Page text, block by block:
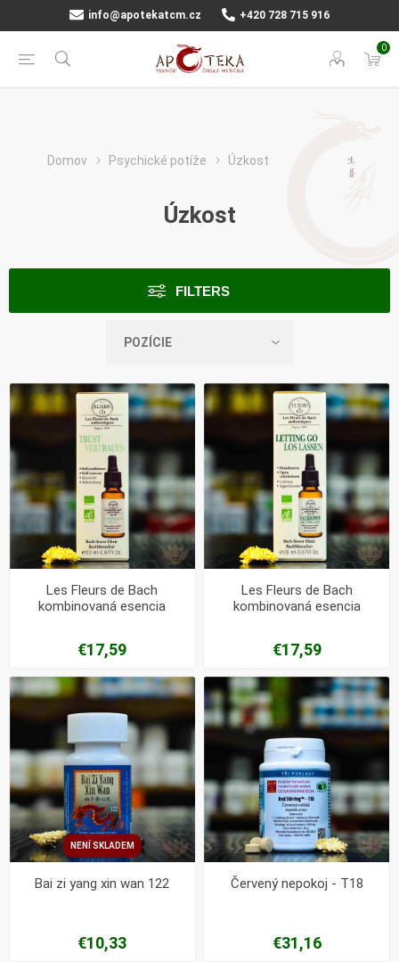
info@apotekatcm.cz +420 728 715 916
0
Domov Psychické potíže Úzkost
Úzkost
FILTERS
Les Fleurs de Bach
kombinovaná esencia
€17,59
Les Fleurs de Bach
kombinovaná esencia
€17,59
NENÍ SKLADEM
Bai zi yang xin wan 122
€10,33
Červený nepokoj - T18
€31,16